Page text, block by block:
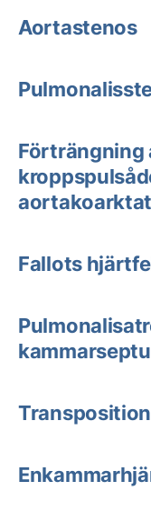
Aortastenos
Förträngning
Fallots